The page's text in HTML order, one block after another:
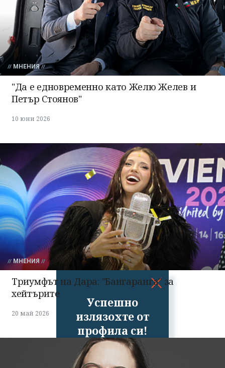
Успешно
излязохте от
профила си!
МНЕНИЯ
"Да е едновременно като Желю Желев и
Петър Стоянов"
10 юни 2026
МНЕНИЯ
Триумфът на Дара: "Бангаранга" за
хейтърите
20 май 2026